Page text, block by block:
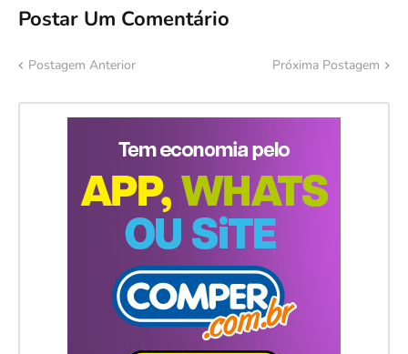
Postar Um Comentário
Postagem Anterior Próxima Postagem